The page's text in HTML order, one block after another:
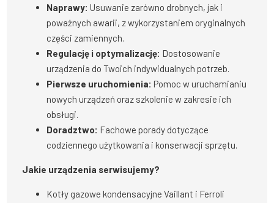
Naprawy: Usuwanie zarówno drobnych, jak i
poważnych awarii, z wykorzystaniem oryginalnych
części zamiennych.
Regulację i optymalizację: Dostosowanie
urządzenia do Twoich indywidualnych potrzeb.
Pierwsze uruchomienia: Pomoc w uruchamianiu
nowych urządzeń oraz szkolenie w zakresie ich
obsługi.
Doradztwo: Fachowe porady dotyczące
codziennego użytkowania i konserwacji sprzętu.
Jakie urządzenia serwisujemy?
Kotły gazowe kondensacyjne Vaillant i Ferroli